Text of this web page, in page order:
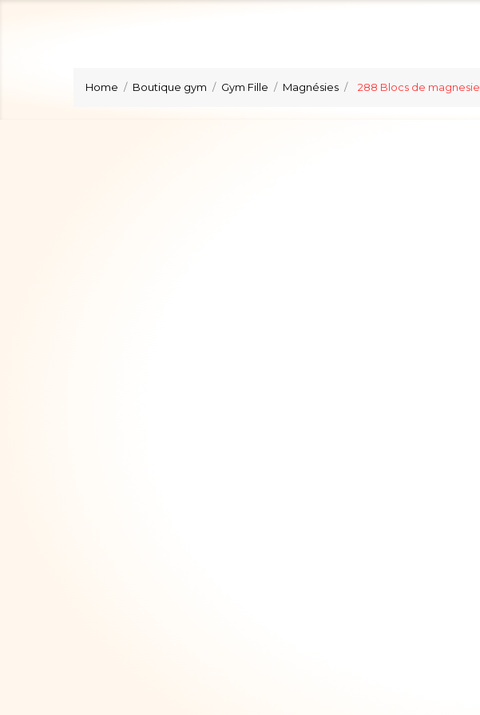
Home Boutique gym Gym Fille Magnésies 288 Blocs de magnesie